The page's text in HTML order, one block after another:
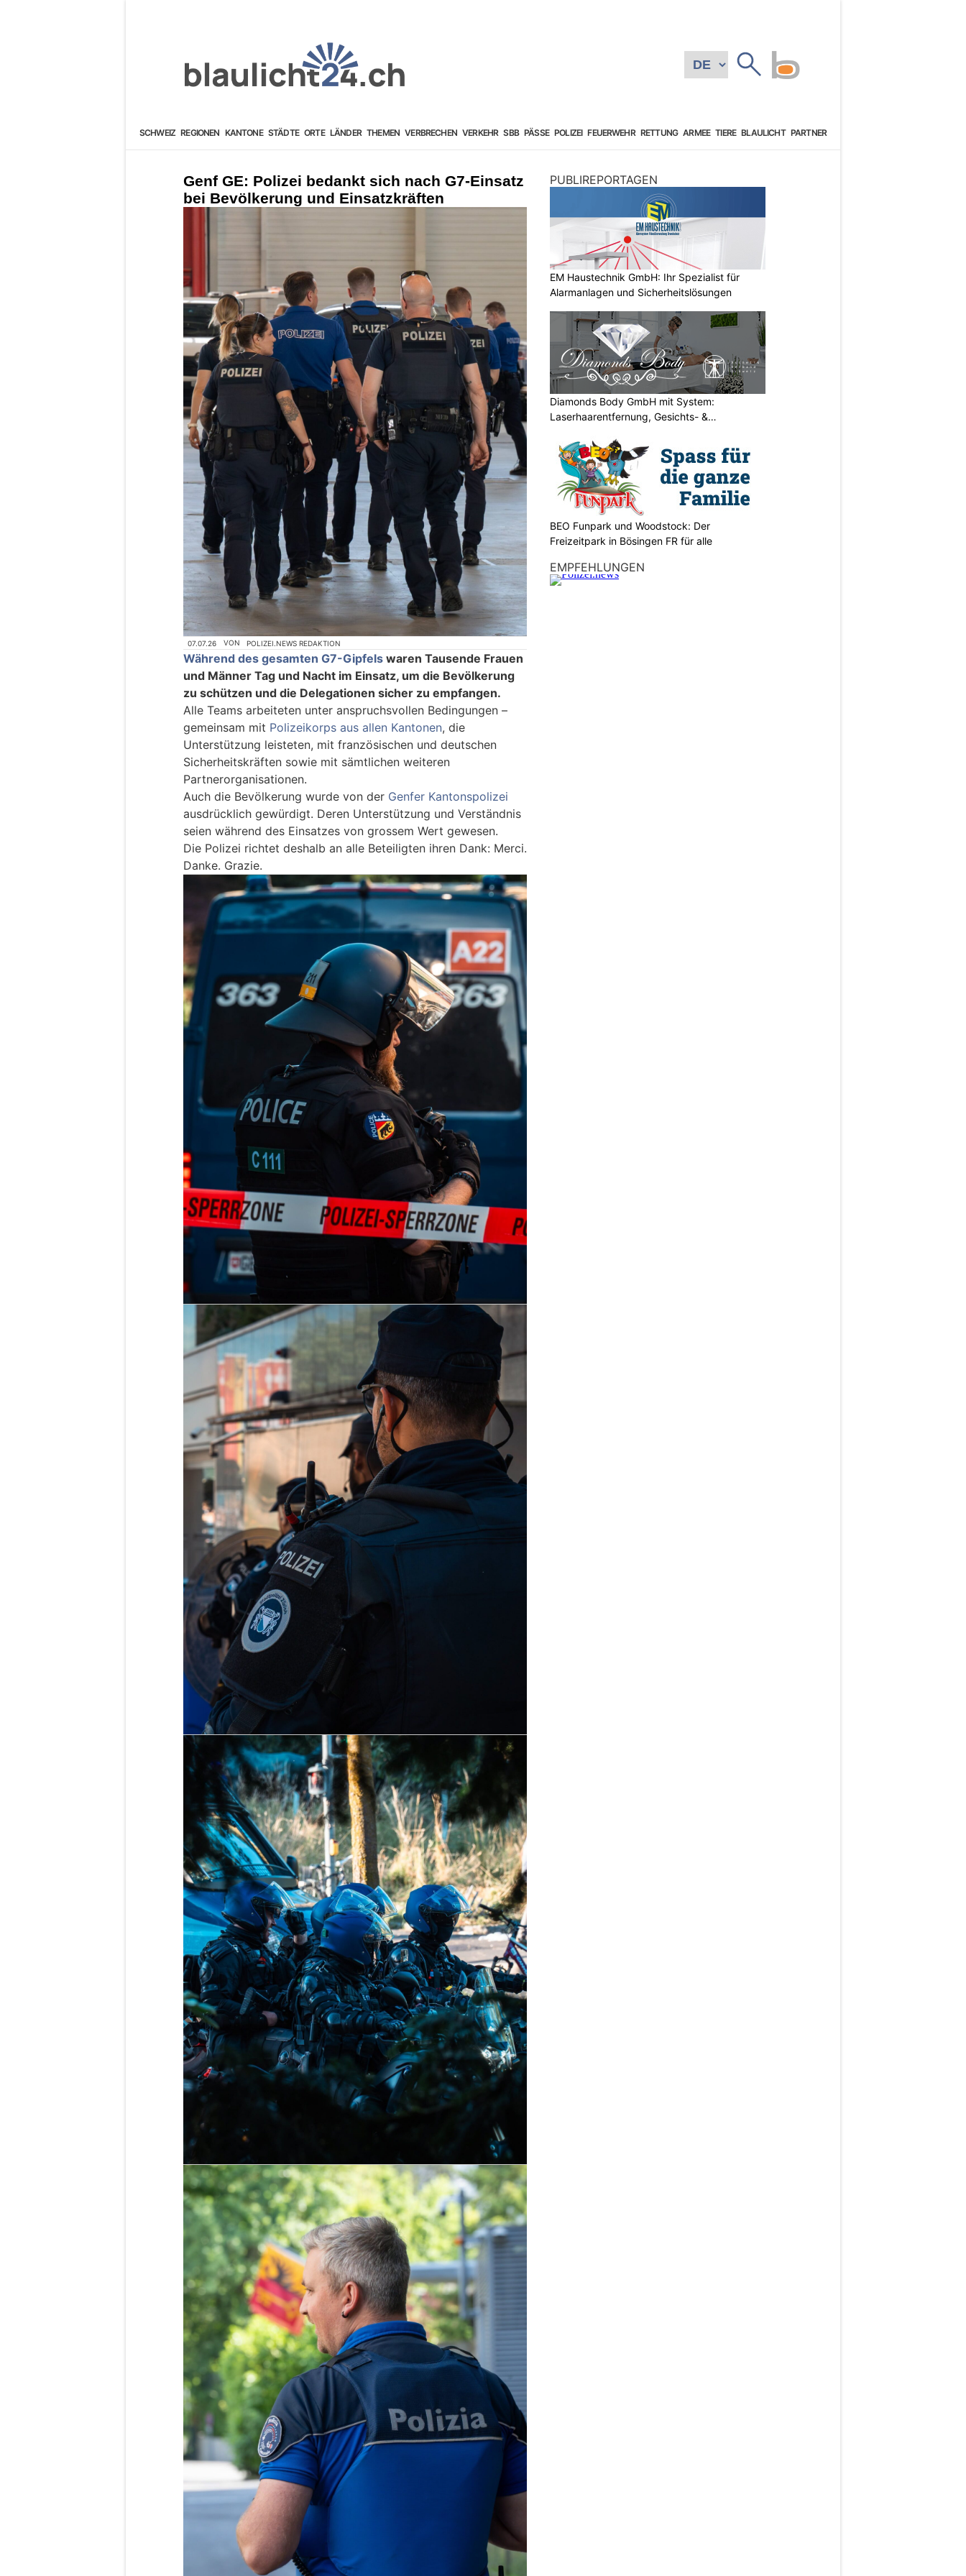
SCHWEIZ REGIONEN KANTONE STÄDTE ORTE LÄNDER THEMEN VERBRECHEN VERKEHR SBB PÄSSE POLIZEI FEUERWEHR RETTUNG ARMEE TIERE BLAULICHT PARTNER
Genf GE: Polizei bedankt sich nach G7-Einsatz
bei Bevölkerung und Einsatzkräften
07.07.26 VON POLIZEI.NEWS REDAKTION
Während des gesamten G7-Gipfels waren Tausende Frauen
und Männer Tag und Nacht im Einsatz, um die Bevölkerung
zu schützen und die Delegationen sicher zu empfangen.
Alle Teams arbeiteten unter anspruchsvollen Bedingungen –
gemeinsam mit Polizeikorps aus allen Kantonen, die
Unterstützung leisteten, mit französischen und deutschen
Sicherheitskräften sowie mit sämtlichen weiteren
Partnerorganisationen.
Auch die Bevölkerung wurde von der Genfer Kantonspolizei
ausdrücklich gewürdigt. Deren Unterstützung und Verständnis
seien während des Einsatzes von grossem Wert gewesen.
Die Polizei richtet deshalb an alle Beteiligten ihren Dank: Merci.
Danke. Grazie.
PUBLIREPORTAGEN
EM Haustechnik GmbH: Ihr Spezialist für
Alarmanlagen und Sicherheitslösungen
Diamonds Body GmbH mit System:
Laserhaarentfernung, Gesichts- &
BEO Funpark und Woodstock: Der
Freizeitpark in Bösingen FR für alle
EMPFEHLUNGEN